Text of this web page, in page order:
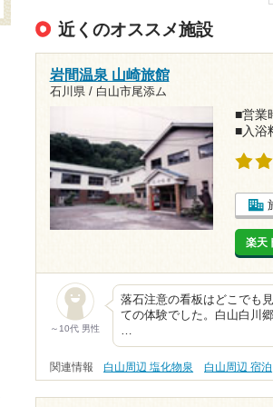
近くのオススメ施設
岩間温泉 山崎旅館
石川県 / 白山市尾添ム
■営業
■入浴
楽天
～10代 男性
落石注意の看板はどこでも
ての体験でした。白山白川
関連情報 白山周辺 塩化物泉 白山周辺 宿泊